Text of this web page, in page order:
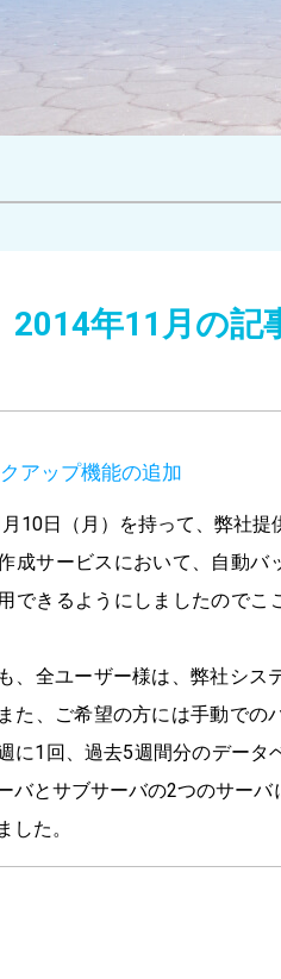
2014年11月の記
アップ機能の追加
10日（月）を持って、弊社提
成サービスにおいて、自動バ
できるようにしましたのでこ
、全ユーザー様は、弊社シス
た、ご希望の方には手動での
に1回、過去5週間分のデー
バとサブサーバの2つのサー
した。